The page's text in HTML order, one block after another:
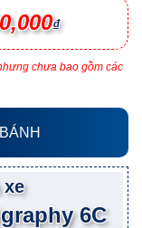
₫
chưa bao gồm các
xe
6C